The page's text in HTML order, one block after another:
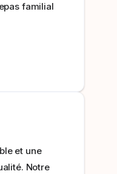
familial
et une
Notre